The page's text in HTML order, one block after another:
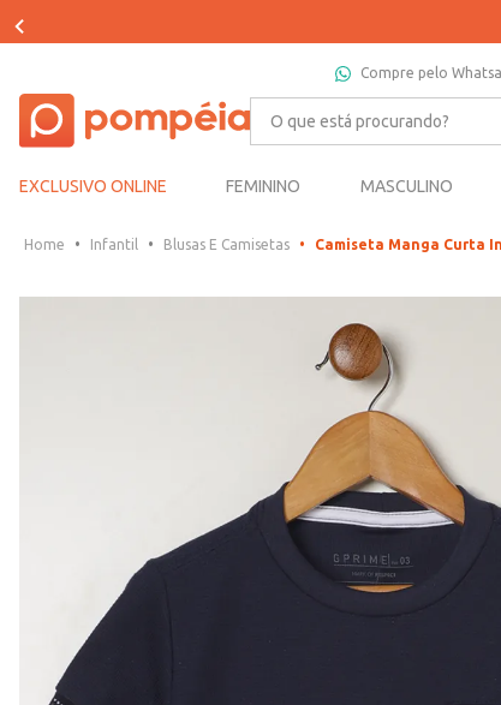
Compre pelo
O que está procurando?
EXCLUSIVO ONLINE FEMININO MASCULINO
Infantil Blusas E Camisetas Camiseta Manga Curta